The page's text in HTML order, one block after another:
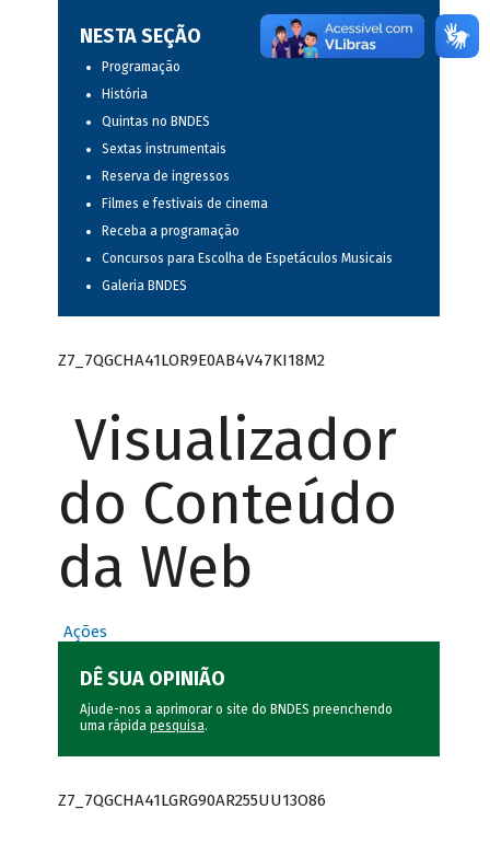
NESTA SEÇÃO
Programação
História
Quintas no BNDES
Sextas instrumentais
Reserva de ingressos
Filmes e festivais de cinema
Receba a programação
Concursos para Escolha de Espetáculos Musicais
Galeria BNDES
Z7_7QGCHA41LOR9E0AB4V47KI18M2
Visualizador
do Conteúdo
da Web
Ações
DÊ SUA OPINIÃO
Ajude-nos a aprimorar o site do BNDES preenchendo
uma rápida pesquisa.
Z7_7QGCHA41LGRG90AR255UU13O86